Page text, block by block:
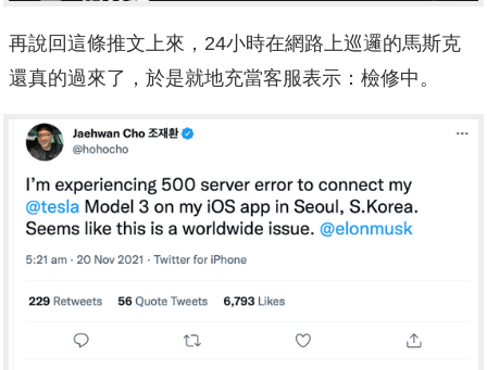
再說回這條推文上來，24小時在網路上巡邏的馬斯克
還真的過來了，於是就地充當客服表示：檢修中。